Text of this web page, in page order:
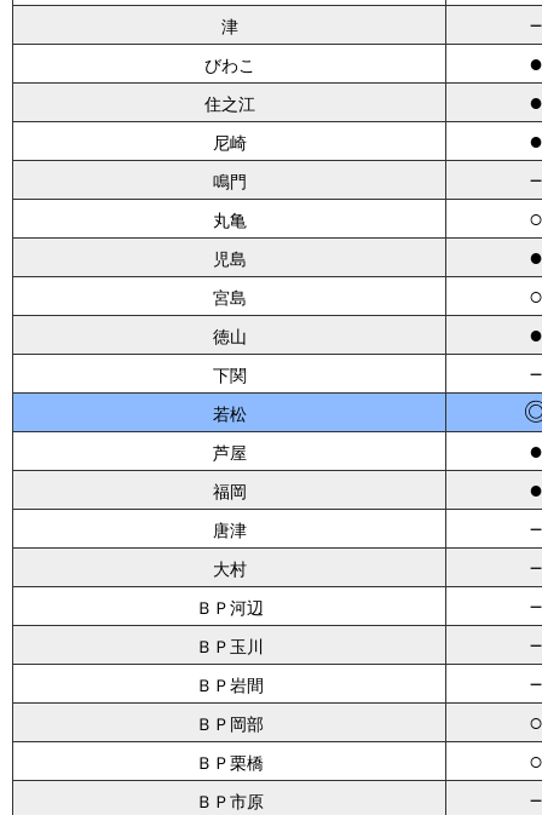
津
びわこ ●
住之江 ●
尼崎 ●
鳴門
丸亀 ○
児島 ●
宮島 ○
徳山 ●
下関
若松
芦屋 ●
福岡 ●
唐津
大村
ＢＰ河辺
ＢＰ玉川
ＢＰ岩間
ＢＰ岡部 ○
ＢＰ栗橋 ○
ＢＰ市原